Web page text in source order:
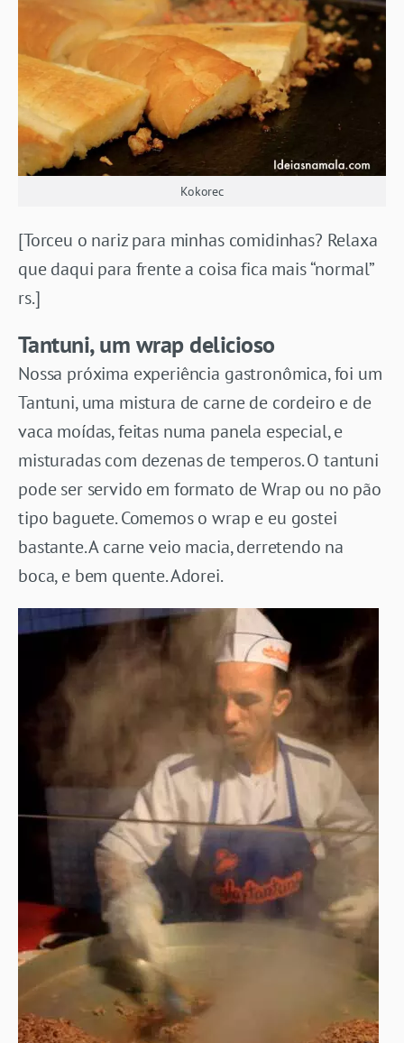
Kokorec
[Torceu o nariz para minhas comidinhas? Relaxa
que daqui para frente a coisa fica mais “normal”
rs.]
Tantuni, um wrap delicioso
Nossa próxima experiência gastronômica, foi um
Tantuni, uma mistura de carne de cordeiro e de
vaca moídas, feitas numa panela especial, e
misturadas com dezenas de temperos. O tantuni
pode ser servido em formato de Wrap ou no pão
tipo baguete. Comemos o wrap e eu gostei
bastante. A carne veio macia, derretendo na
boca, e bem quente. Adorei.